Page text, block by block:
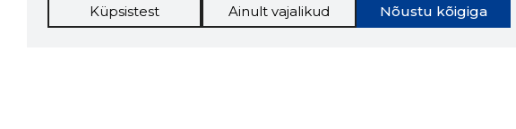
Nõustu kõigiga
Küpsistest Ainult vajalikud